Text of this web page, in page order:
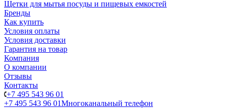
Щетки для мытья посуды и пищевых емкостей
Бренды
Как купить
Условия оплаты
Условия доставки
Гарантия на товар
Компания
О компании
Отзывы
Контакты
+7 495 543 96 01
+7 495 543 96 01Многоканальный телефон